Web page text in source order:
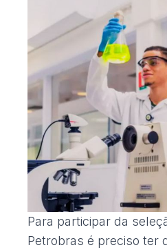
Para participar da
Petrobras é preciso ter